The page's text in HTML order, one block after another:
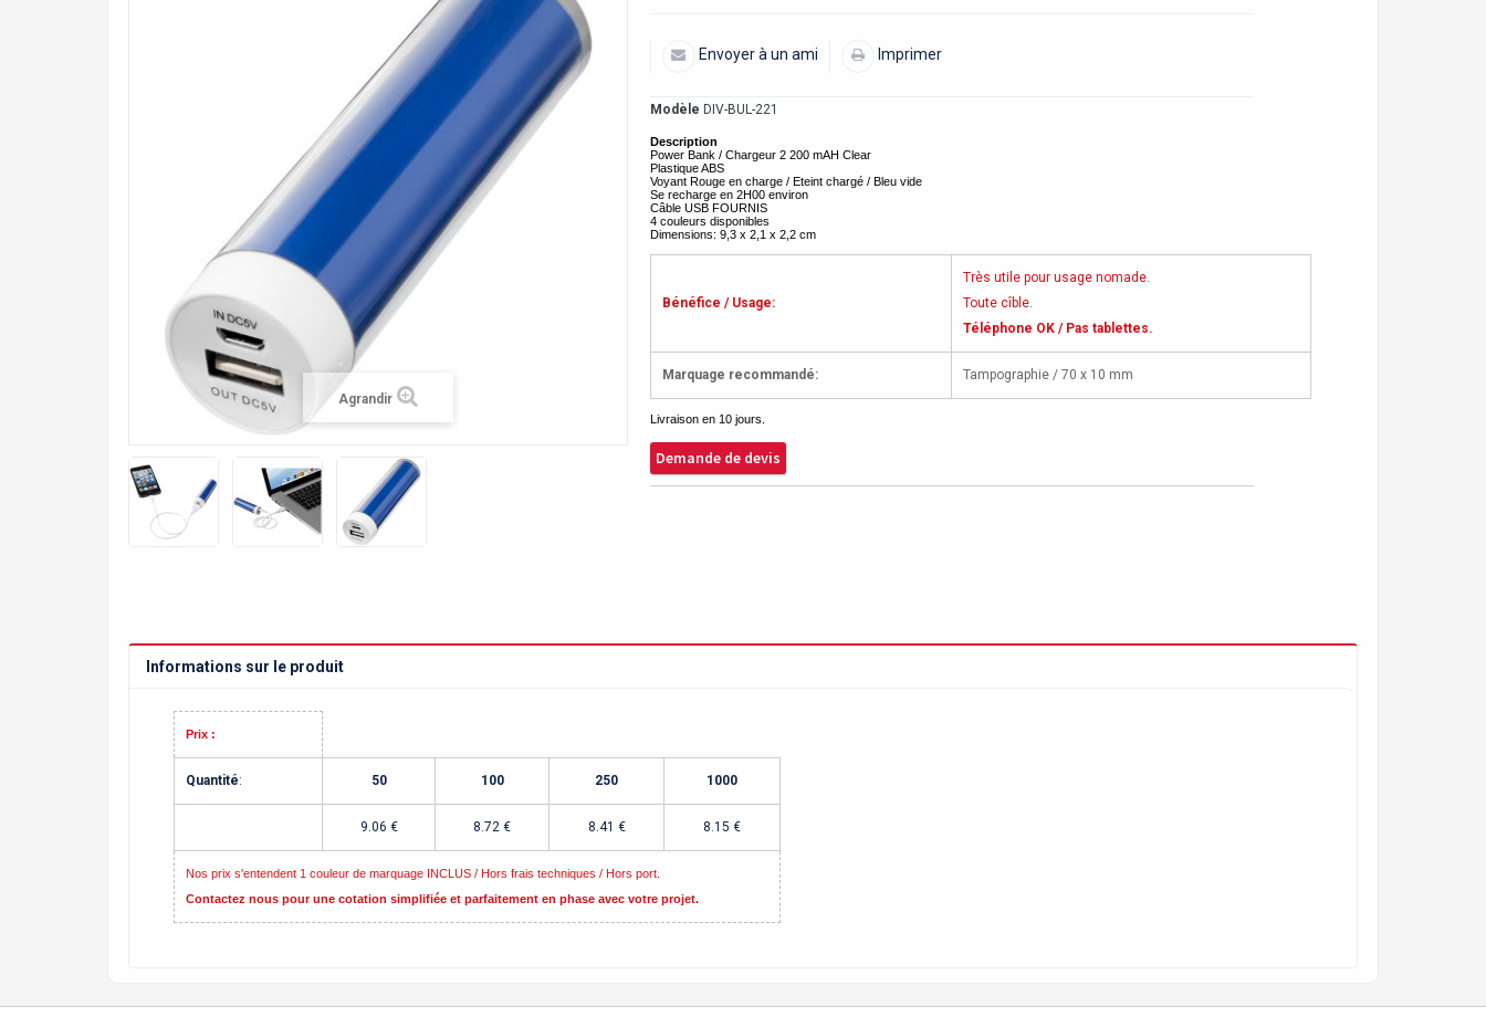
Agrandir
Envoyer à un ami Imprimer
Modèle DIV-BUL-221
Description
Power Bank / Chargeur 2 200 mAH Clear
Plastique ABS
Voyant Rouge en charge / Eteint chargé / Bleu vide
Se recharge en 2H00 environ
Câble USB FOURNIS
4 couleurs disponibles
Dimensions: 9,3 x 2,1 x 2,2 cm
Bénéfice / Usage:
Très utile pour usage nomade.
Toute cîble.
Téléphone OK / Pas tablettes.
Marquage recommandé: Tampographie / 70 x 10 mm
Livraison en 10 jours.
Demande de devis
Informations sur le produit
Prix :
Quantité: 50 100 250 1000
9.06 € 8.72 € 8.41 € 8.15 €
Nos prix s'entendent 1 couleur de marquage INCLUS / Hors frais techniques / Hors port.
Contactez nous pour une cotation simplifiée et parfaitement en phase avec votre projet.